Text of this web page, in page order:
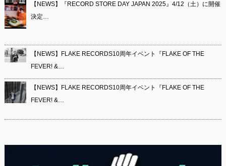
【NEWS】『RECORD STORE DAY JAPAN 2025』4/12（土）に開催
決定…
【NEWS】FLAKE RECORDS10周年イベント『FLAKE OF THE
FEVER! &…
【NEWS】FLAKE RECORDS10周年イベント『FLAKE OF THE
FEVER! &…